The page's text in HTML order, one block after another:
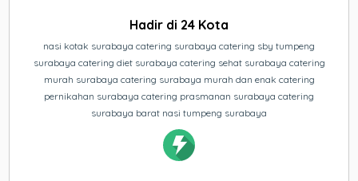
Hadir di 24 Kota
nasi kotak surabaya catering surabaya catering sby tumpeng
surabaya catering diet surabaya catering sehat surabaya catering
murah surabaya catering surabaya murah dan enak catering
pernikahan surabaya catering prasmanan surabaya catering
surabaya barat nasi tumpeng surabaya